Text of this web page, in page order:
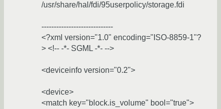
/usr/share/hal/fdi/95userpolicy/storage.fdi
-----------------------------
<?xml version="1.0" encoding="ISO-8859-1"?
> <!-- -*- SGML -*- -->
<deviceinfo version="0.2">
<device>
<match key="block.is_volume" bool="true">